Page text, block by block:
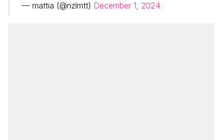
— mattia (@nzlmtt) December 1, 2024